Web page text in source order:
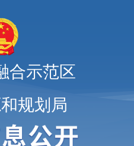
合示范区
规划局